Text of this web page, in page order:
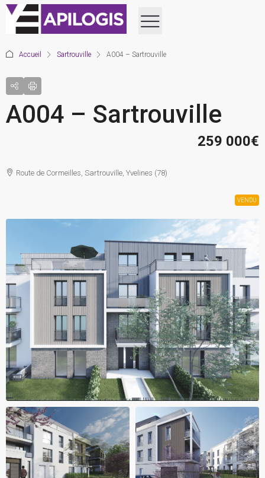
Accueil Sartrouville A004 – Sartrouville
A004 – Sartrouville
259 000€
Route de Cormeilles, Sartrouville, Yvelines (78)
VENDU